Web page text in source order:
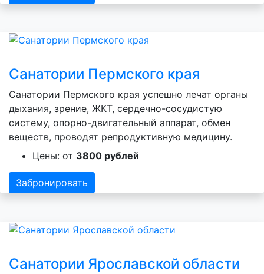
Санатории Пермского края
Санатории Пермского края успешно лечат органы
дыхания, зрение, ЖКТ, сердечно-сосудистую
систему, опорно-двигательный аппарат, обмен
веществ, проводят репродуктивную медицину.
Цены: от 3800 рублей
Забронировать
Санатории Ярославской области